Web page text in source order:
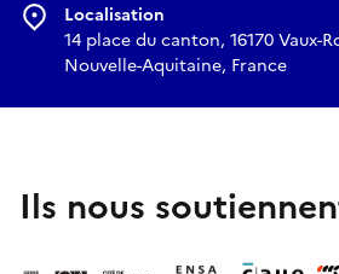
Localisation
14 place du canton, 16170 Vaux-
Nouvelle-Aquitaine, France
Ils nous